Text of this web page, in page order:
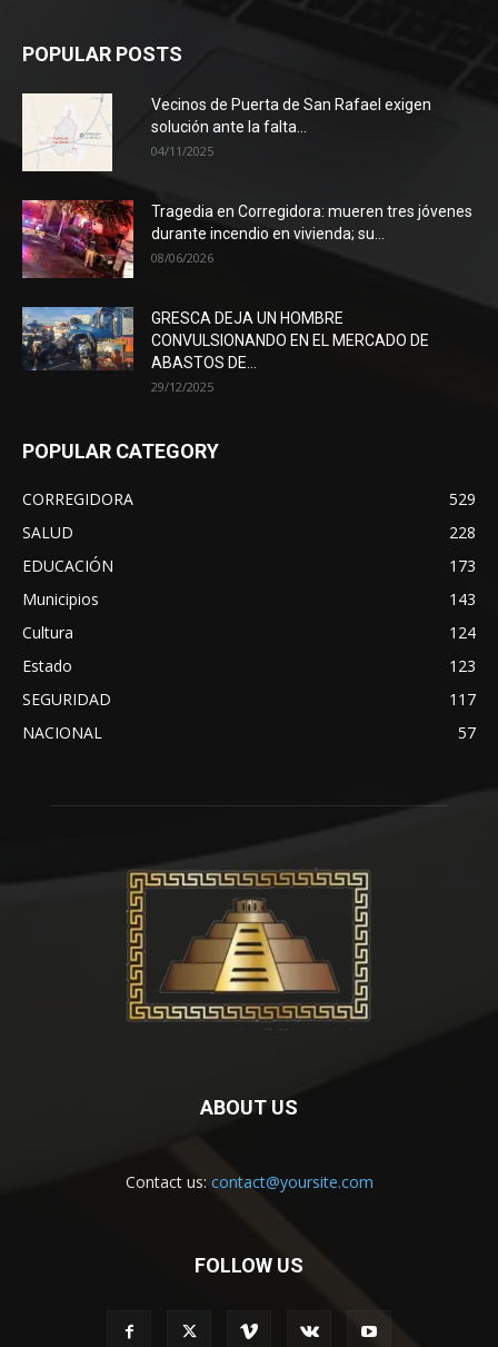
POPULAR POSTS
Vecinos de Puerta de San Rafael exigen
solución ante la falta...
04/11/2025
Tragedia en Corregidora: mueren tres jóvenes
durante incendio en vivienda; su...
08/06/2026
GRESCA DEJA UN HOMBRE
CONVULSIONANDO EN EL MERCADO DE
ABASTOS DE...
29/12/2025
POPULAR CATEGORY
CORREGIDORA
529
SALUD
228
EDUCACIÓN
173
Municipios
143
Cultura
124
Estado
123
SEGURIDAD
117
NACIONAL
57
ABOUT US
Contact us: contact@yoursite.com
FOLLOW US